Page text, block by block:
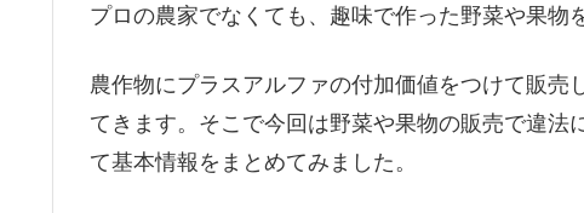
プロの農家でなくても、趣味で作った野菜や果物
農作物にプラスアルファの付加価値をつけて販
てきます。そこで今回は野菜や果物の販売で違
て基本情報をまとめてみました。